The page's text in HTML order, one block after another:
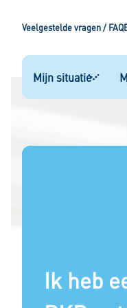
Veelgestelde vragen / FAQ
Mijn situatie
Saneringskrediet
Ik heb